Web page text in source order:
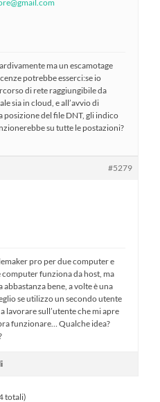
ma un escamotage
potrebbe esserci:se io
di rete raggiungibile da
sia in cloud, e all’avvio di
posizione del file DNT, gli indico
su tutte le postazioni?
#5279
pro per due computer e
computer funziona da host, ma
bene, a volte è una
se utilizzo un secondo utente
lavorare sull’utente che mi apre
funzionare… Qualche idea?
totali)